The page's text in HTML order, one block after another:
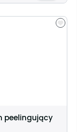
peelingujący